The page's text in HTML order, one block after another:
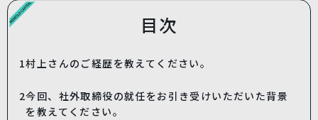
目次
1村上さんのご経歴を教えてください。
2今回、社外取締役の就任をお引き受けいただいた背景
を教えてください。